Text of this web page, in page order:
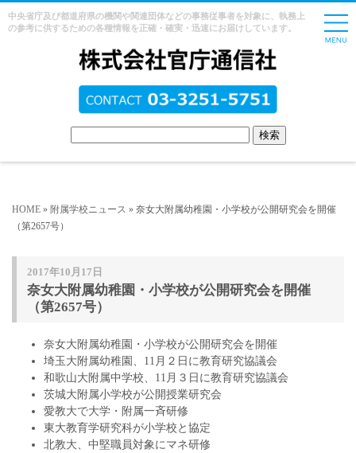
中央省庁及び都道府県の機関や関連団体などの事務従事者を対象に、執務上
の参考に供するための各種情報を正確・確実・迅速にお届けしています。
HOME » 附属学校ニュース » 奈女大附属幼稚園・小学校が公開研究会を開催
（第2657号）
2017年10月17日
奈女大附属幼稚園・小学校が公開研究会を開催
（第2657号）
奈女大附属幼稚園・小学校が公開研究会を開催
埼玉大附属幼稚園、11月２日に教育研究協議会
和歌山大附属中学校、11月３日に教育研究協議会
茨城大附属小学校が公開授業研究会
愛教大で大学・附属一斉研修
東大教育学研究科が小学校と協定
北教大、中堅職員対象にマネ研修